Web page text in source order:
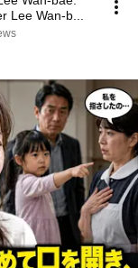
Lee Wan-b...